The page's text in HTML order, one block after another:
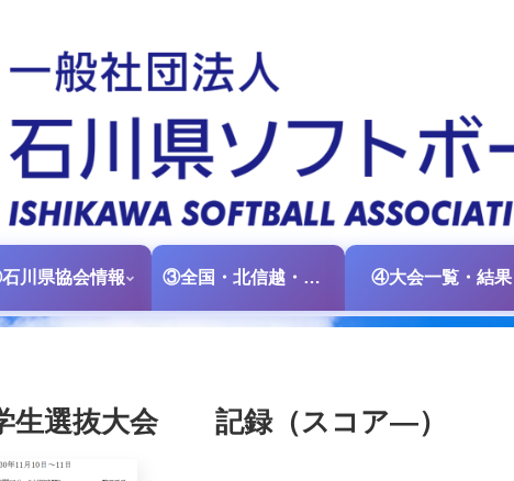
川県協会情報 ③全国・北信越・中日本大会情報 ④大会一覧・結果
生選抜大会 記録（スコア―）